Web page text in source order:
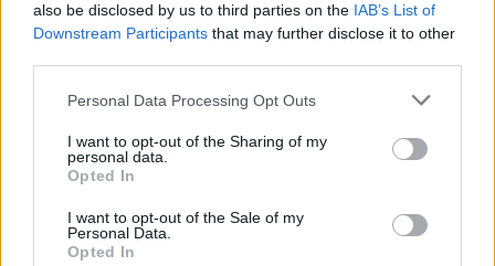
also be disclosed by us to third parties on the IAB’s List of
Downstream Participants that may further disclose it to other
Please note that this website/app uses one or more Google
not limited to your visit or usage behaviour. You may click to
grant or deny consent to Google and its third-party tags to
use your data for below specified purposes in below Google
consent section.
Personal Data Processing Opt Outs
I want to opt-out of the Sharing of my
personal data.
Opted In
I want to opt-out of the Sale of my
Personal Data.
Opted In
Cómo la crisis de refino está afectando los precios de la
gasolina y el diésel
Lucía Herrera · 7 Ago 2026